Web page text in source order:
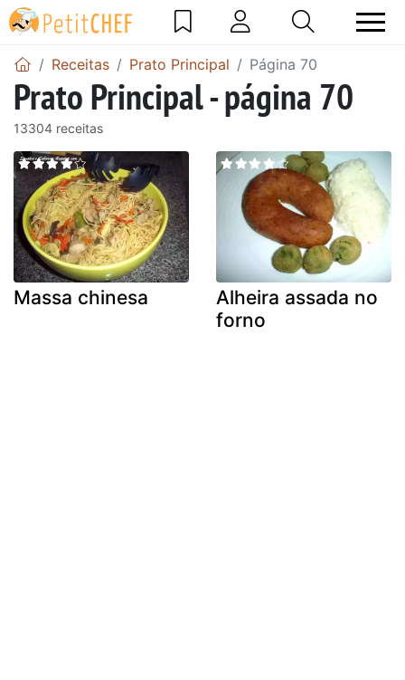
Receitas Prato Principal Página 70
Prato Principal - página 70
13304 receitas
Massa chinesa
Alheira assada no
forno